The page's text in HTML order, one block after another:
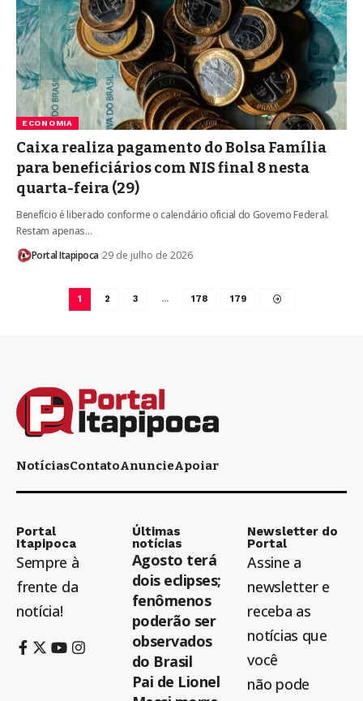
ECONOMIA
Caixa realiza pagamento do Bolsa Família
para beneficiários com NIS final 8 nesta
quarta-feira (29)
Benefício é liberado conforme o calendário oficial do Governo Federal.
Restam apenas…
Portal Itapipoca 29 de julho de 2026
1 2 3 … 178 179
NotíciasContatoAnuncieApoiar
Portal
Itapipoca
Sempre à
frente da
notícia!
Últimas
notícias
Agosto terá
dois eclipses;
fenômenos
poderão ser
observados
do Brasil
Pai de Lionel
Newsletter do
Portal
Assine a
newsletter e
receba as
notícias que
você
não pode